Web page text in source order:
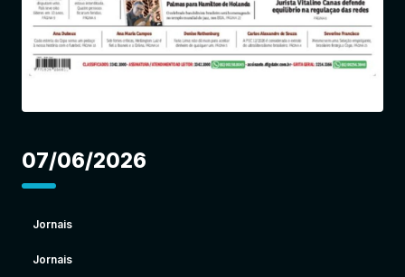
07/06/2026
Jornais
Jornais